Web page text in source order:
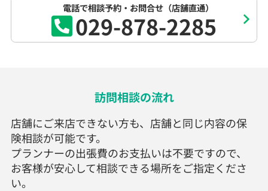
電話で相談予約・お問合せ（店舗直通）
029-878-2285
訪問相談の流れ
店舗にご来店できない方も、店舗と同じ内容の保
険相談が可能です。
プランナーの出張費のお支払いは不要ですので、
お客様が安心して相談できる場所をご指定くださ
い。